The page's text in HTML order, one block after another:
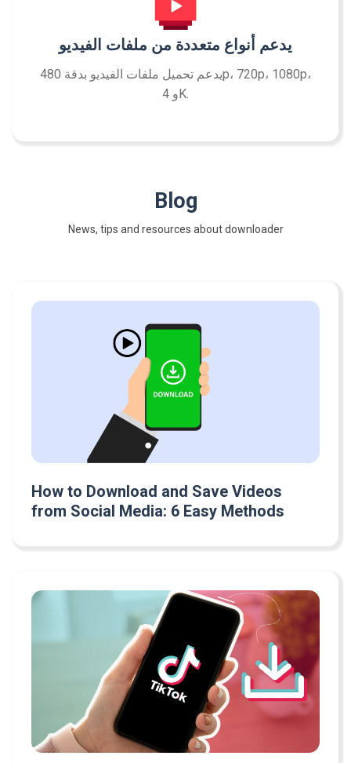
يدعم أنواع متعددة من ملفات الفيديو
يدعم تحميل ملفات الفيديو بدقة 480p، 720p، 1080p،
و 4K.
Blog
News, tips and resources about downloader
How to Download and Save Videos
from Social Media: 6 Easy Methods